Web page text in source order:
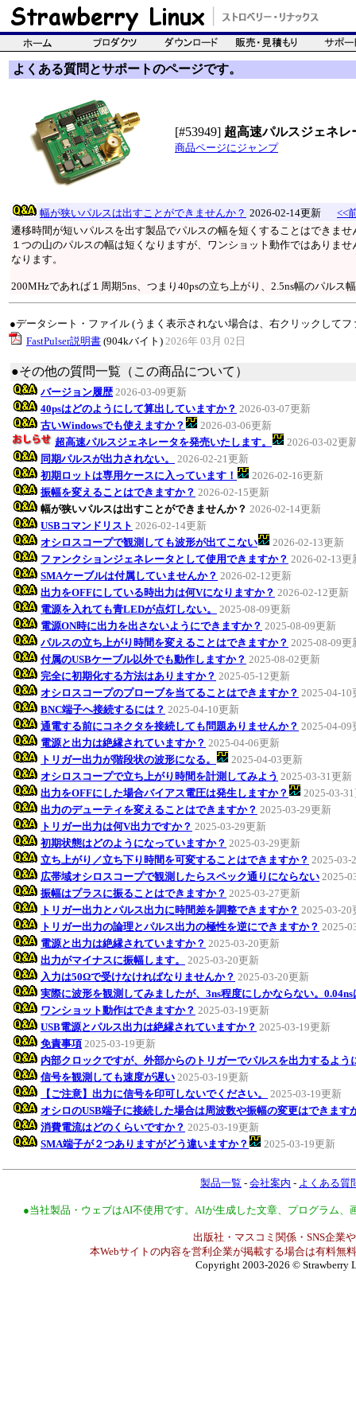
よくある質問とサポートのページです。
[#53949] 超高速パルスジェネレ
商品ページにジャンプ
幅が狭いパルスは出すことができませんか？ 2026-02-14更新
<<
遷移時間が短いパルスを出す製品でパルスの幅を短くすることはできま
１つの山のパルスの幅は短くなりますが、ワンショット動作ではありま
なります。
200MHzであれば１周期5ns、つまり40psの立ち上がり、2.5ns幅のパルス
●データシート・ファイル (うまく表示されない場合は、右クリックして
FastPulser説明書 (904kバイト) 2026年 03月 02日
●その他の質問一覧（この商品について）
バージョン履歴 2026-03-09更新
40psはどのようにして算出していますか？ 2026-03-07更新
古いWindowsでも使えますか？
2026-03-06更新
超高速パルスジェネレータを発売いたします。
2026-03-02更
同期パルスが出力されない。
2026-02-21更新
初期ロットは専用ケースに入っています！
2026-02-16更新
振幅を変えることはできますか？ 2026-02-15更新
幅が狭いパルスは出すことができませんか？ 2026-02-14更新
USBコマンドリスト 2026-02-14更新
オシロスコープで観測しても波形が出てこない
2026-02-13更新
ファンクションジェネレータとして使用できますか？ 2026-02-13更
SMAケーブルは付属していませんか？ 2026-02-12更新
出力をOFFにしている時出力は何Vになりますか？ 2026-02-12更新
電源を入れても青LEDが点灯しない。
2025-08-09更新
電源ON時に出力を出さないようにできますか？ 2025-08-09更新
パルスの立ち上がり時間を変えることはできますか？ 2025-08-09更
付属のUSBケーブル以外でも動作しますか？ 2025-08-02更新
完全に初期化する方法はありますか？ 2025-05-12更新
オシロスコープのプローブを当てることはできますか？ 2025-04-10
BNC端子へ接続するには？ 2025-04-10更新
通電する前にコネクタを接続しても問題ありませんか？ 2025-04-09
電源と出力は絶縁されていますか？ 2025-04-06更新
トリガー出力が階段状の波形になる。
2025-04-03更新
オシロスコープで立ち上がり時間を計測してみよう 2025-03-31更新
出力をOFFにした場合バイアス電圧は発生しますか？
2025-03-
出力のデューティを変えることはできますか？ 2025-03-29更新
トリガー出力は何V出力ですか？ 2025-03-29更新
初期状態はどのようになっていますか？ 2025-03-29更新
立ち上がり／立ち下り時間を可変することはできますか？ 2025-03-
広帯域オシロスコープで観測したらスペック通りにならない 2025-
振幅はプラスに振ることはできますか？ 2025-03-27更新
トリガー出力とパルス出力に時間差を調整できますか？ 2025-03-20
トリガー出力の論理とパルス出力の極性を逆にできますか？ 2025-
電源と出力は絶縁されていますか？ 2025-03-20更新
出力がマイナスに振幅します。
2025-03-20更新
入力は50Ωで受けなければなりませんか？ 2025-03-20更新
実際に波形を観測してみましたが、3ns程度にしかならない。
ワンショット動作はできますか？ 2025-03-19更新
USB電源とパルス出力は絶縁されていますか？ 2025-03-19更新
免責事項 2025-03-19更新
内部クロックですが、外部からのトリガーでパルスを出力するよう
信号を観測しても速度が遅い 2025-03-19更新
【ご注意】出力に信号を印可しないでください。
2025-03-19更新
オシロのUSB端子に接続した場合は周波数や振幅の変更はできます
消費電流はどのくらいですか？ 2025-03-19更新
SMA端子が２つありますがどう違いますか？
2025-03-19更新
製品一覧 - 会社案内 - よくある質
●当社製品・ウェブはAI不使用です。AIが生成した文章、プログラム
出版社・マスコミ関係・SNS企業
本Webサイトの内容を営利企業が掲載する場合は有料無
Copyright 2003-2026 © Strawberry